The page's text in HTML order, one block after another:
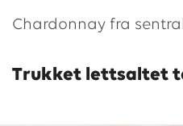
Chardonnay fra
Trukket lettsaltet